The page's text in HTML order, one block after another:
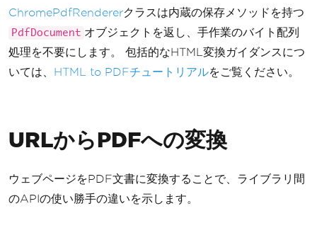
lAsPdf
htmlString);
// Save to file
        pdf
.SaveAs("output.pdf");
ChromePdfRendererクラスは内蔵の保存メソッドを持つ
PdfDocument オブジェクトを返し、手作業のバイト配列
処理を不要にします。 包括的なHTML変換ガイダンスにつ
いては、 HTML to PDFチュートリアルをご覧ください。
URLからPDFへの変換
ウェブページをPDF文書に変換することで、ライブラリ間
のAPIの使い勝手の違いを示します。